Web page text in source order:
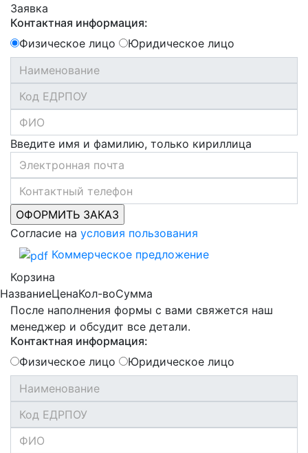
Заявка
Контактная информация:
Физическое лицо
Юридическое лицо
Введите имя и фамилию, только кириллица
Согласие на условия пользования
Коммерческое предложение
Корзина
НазваниеЦенаКол-воСумма
После наполнения формы с вами свяжется наш
менеджер и обсудит все детали.
Контактная информация:
Физическое лицо
Юридическое лицо